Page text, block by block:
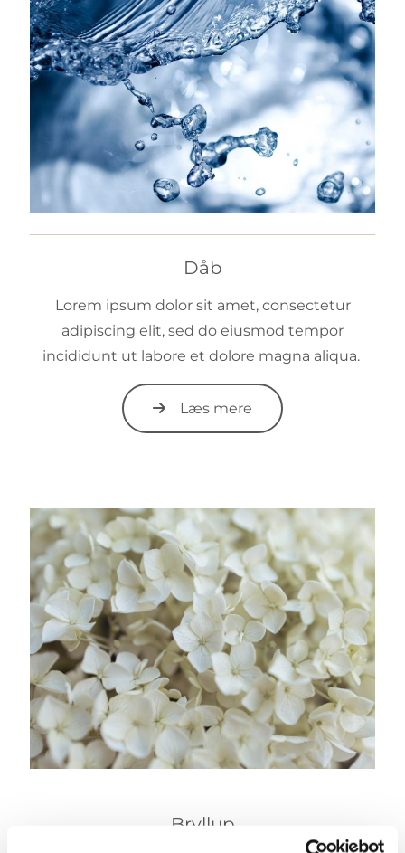
Dåb
Lorem ipsum dolor sit amet, consectetur
adipiscing elit, sed do eiusmod tempor
incididunt ut labore et dolore magna aliqua.
Læs mere
Bryllup